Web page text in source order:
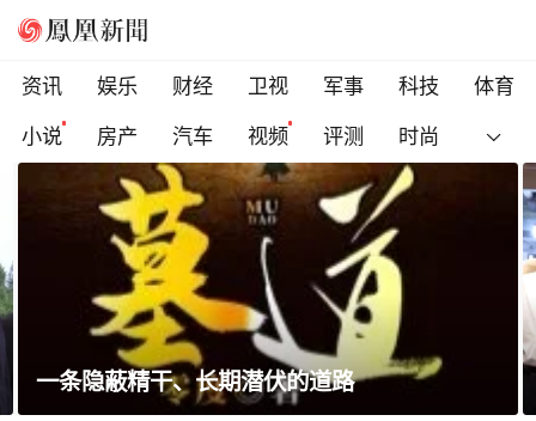
资讯 娱乐 财经 卫视 军事 科技
体育
小说
房产 汽车 视频 评测 时尚
省长走进沿街店铺、网红打卡点，与游客交流